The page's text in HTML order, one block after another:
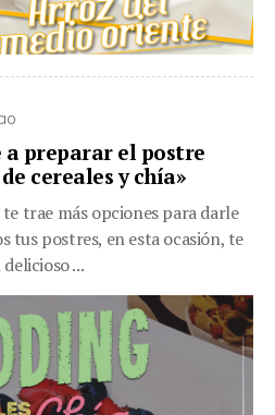
a preparar el postre
cereales y chía»
trae más opciones para darle
tus postres, en esta ocasión, te
...